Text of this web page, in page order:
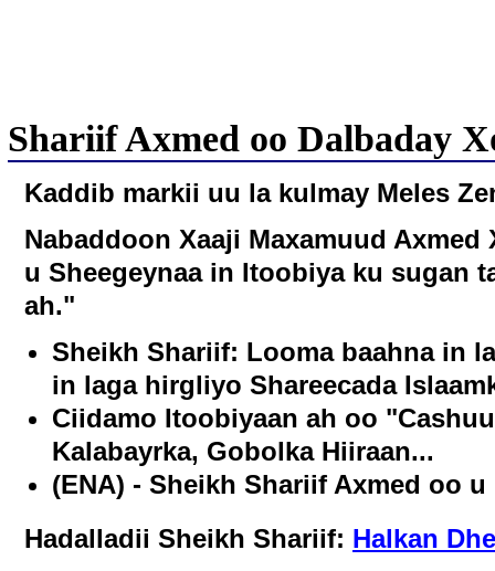
Shariif Axmed oo Dalbaday
Kaddib markii uu la kulmay Meles
Nabaddoon Xaaji Maxamuud
u Sheegeynaa in Itoobiya ku sugan
ah."
Sheikh Shariif: Looma baahna in
in laga hirgliyo Shareecada
Ciidamo Itoobiyaan ah oo
Kalabayrka, Gobolka Hiiraan...
(ENA) - Sheikh Shariif Axmed oo
Hadalladii Sheikh Shariif: Halkan